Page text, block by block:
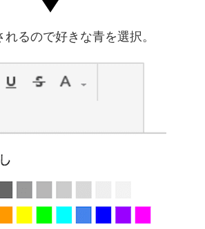
るので好きな青を選択。